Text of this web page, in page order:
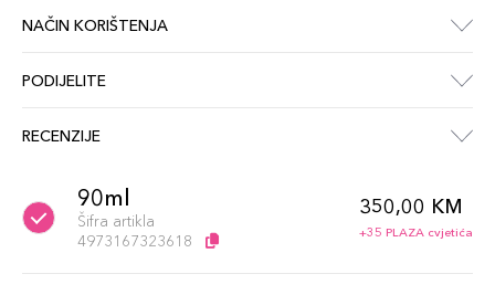
NAČIN KORIŠTENJA
PODIJELITE
RECENZIJE
90ml
Šifra artikla
4973167323618
350,00 KM
+35 PLAZA cvjetića